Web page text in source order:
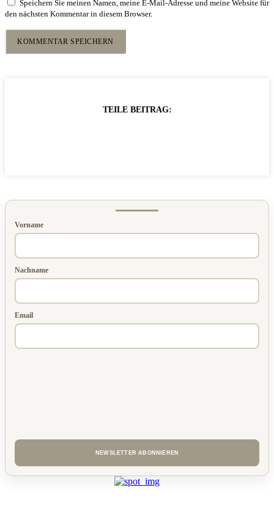
Speichern Sie meinen Namen, meine E-Mail-Adresse und meine Website für
den nächsten Kommentar in diesem Browser.
TEILE BEITRAG:
Vorname
Nachname
Email